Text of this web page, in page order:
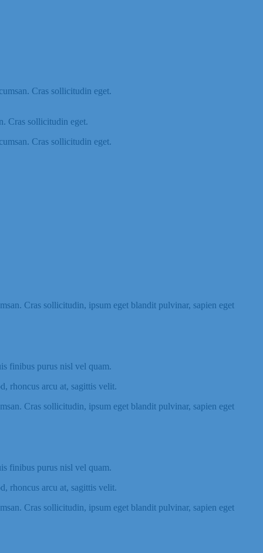
Cras sollicitudin eget.
Cras sollicitudin eget.
Cras sollicitudin eget.
Cras sollicitudin, ipsum eget blandit pulvinar, sapien eget
finibus purus nisl vel quam.
rhoncus arcu at, sagittis velit.
Cras sollicitudin, ipsum eget blandit pulvinar, sapien eget
finibus purus nisl vel quam.
rhoncus arcu at, sagittis velit.
Cras sollicitudin, ipsum eget blandit pulvinar, sapien eget